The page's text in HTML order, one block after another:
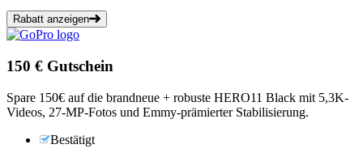
Rabatt anzeigen
150 € Gutschein
Spare 150€ auf die brandneue + robuste HERO11 Black mit 5,3K-
Videos, 27-MP-Fotos und Emmy-prämierter Stabilisierung.
Bestätigt